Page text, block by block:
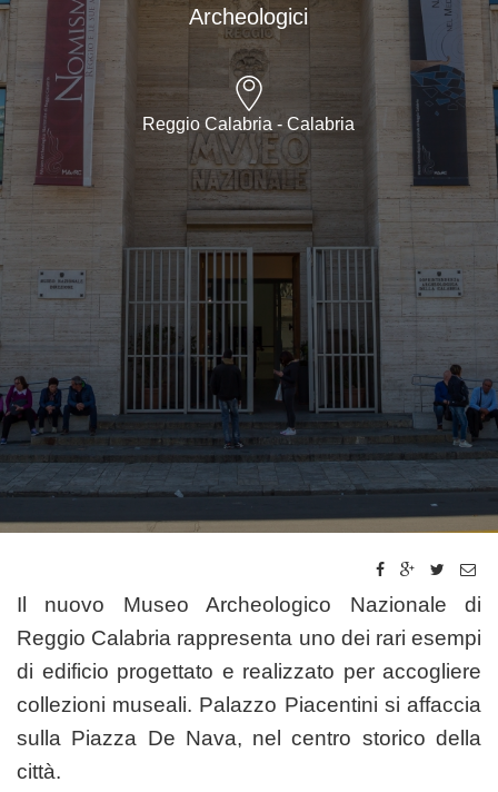
Archeologici
Reggio Calabria - Calabria
Il nuovo Museo Archeologico Nazionale di
Reggio Calabria rappresenta uno dei rari esempi
di edificio progettato e realizzato per accogliere
collezioni museali. Palazzo Piacentini si affaccia
sulla Piazza De Nava, nel centro storico della
città.